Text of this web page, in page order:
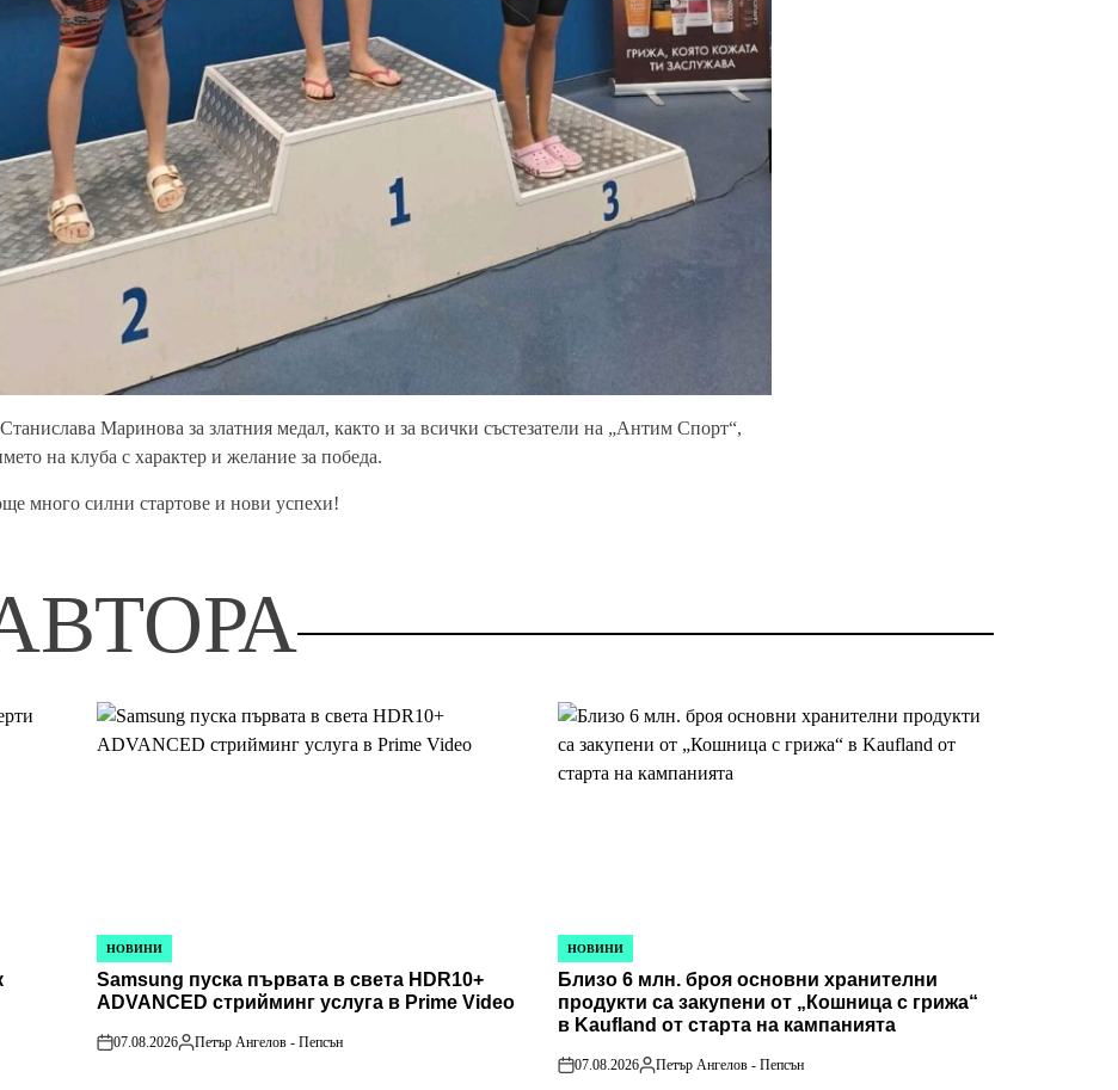
Маринова за златния медал, както и за всички състезатели на „Антим Спорт“,
на клуба с характер и желание за победа.
много силни стартове и нови успехи!
POSTED
IN
НОВИНИ
Samsung пуска първата в света HDR10+
ADVANCED стрийминг услуга в Prime Video
on
07.08.2026
Posted
Петър Ангелов - Пепсън
POSTED
IN
НОВИНИ
Близо 6 млн. броя основни хранителни
продукти са закупени от „Кошница с грижа“
в Kaufland от старта на кампанията
on
07.08.2026
Posted
Петър Ангелов - Пепсън